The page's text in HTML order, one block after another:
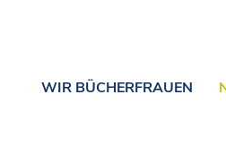
WIR BÜCHERFRAUEN